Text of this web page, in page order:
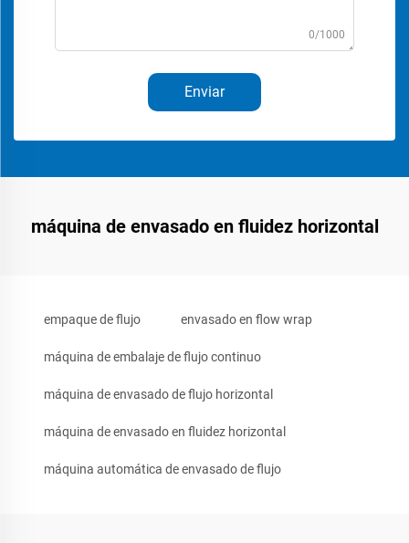
0/1000
Enviar
máquina de envasado en fluidez horizontal
empaque de flujo envasado en flow wrap
máquina de embalaje de flujo continuo
máquina de envasado de flujo horizontal
máquina de envasado en fluidez horizontal
máquina automática de envasado de flujo